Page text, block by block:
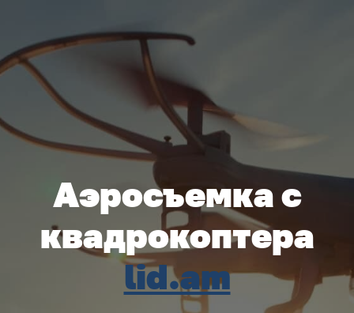
Аэросъемка с
квадрокоптера
lid.am